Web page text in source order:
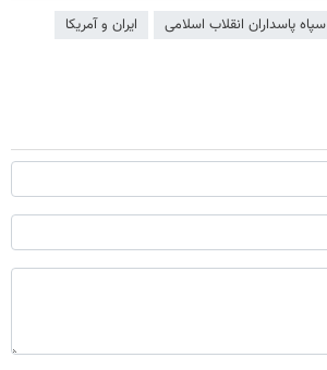
سپاه پاسداران انقلاب اسلامی
ایران و آمریکا